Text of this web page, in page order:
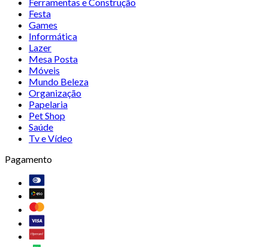
Festa
Games
Informática
Lazer
Mesa Posta
Móveis
Mundo Beleza
Organização
Papelaria
Pet Shop
Saúde
Tv e Vídeo
Pagamento